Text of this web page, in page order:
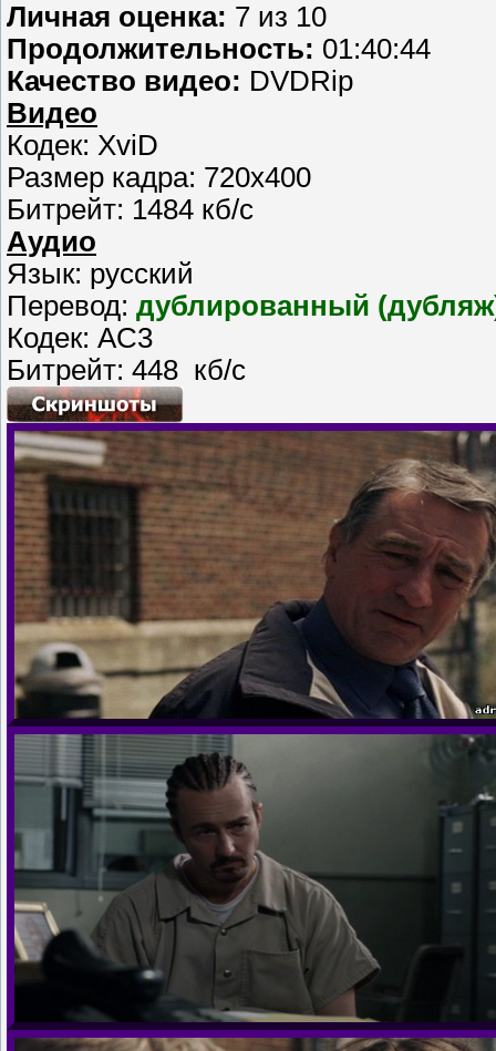
Личная оценка: 7 из 10
Продолжительность: 01:40:44
Качество видео: DVDRip
Видео
Кодек: XviD
Размер кадра: 720x400
Битрейт: 1484 кб/с
Аудио
Язык: русский
Перевод: дублированный
Кодек: AC3
Битрейт: 448 кб/с